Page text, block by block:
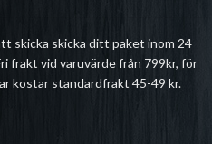
skicka skicka ditt paket inom 24
frakt vid varuvärde från 799kr, för
kostar standardfrakt 45-49 kr.